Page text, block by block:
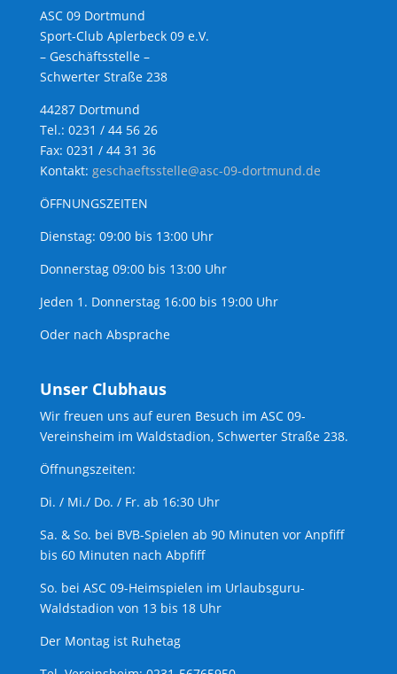
ASC 09 Dortmund
Sport-Club Aplerbeck 09 e.V.
– Geschäftsstelle –
Schwerter Straße 238
44287 Dortmund
Tel.: 0231 / 44 56 26
Fax: 0231 / 44 31 36
Kontakt: geschaeftsstelle@asc-09-dortmund.de
ÖFFNUNGSZEITEN
Dienstag: 09:00 bis 13:00 Uhr
Donnerstag 09:00 bis 13:00 Uhr
Jeden 1. Donnerstag 16:00 bis 19:00 Uhr
Oder nach Absprache
Unser Clubhaus
Wir freuen uns auf euren Besuch im ASC 09-
Vereinsheim im Waldstadion, Schwerter Straße 238.
Öffnungszeiten:
Di. / Mi./ Do. / Fr. ab 16:30 Uhr
Sa. & So. bei BVB-Spielen ab 90 Minuten vor Anpfiff
bis 60 Minuten nach Abpfiff
So. bei ASC 09-Heimspielen im Urlaubsguru-
Waldstadion von 13 bis 18 Uhr
Der Montag ist Ruhetag